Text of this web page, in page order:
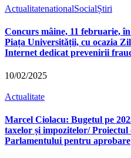
ActualitatenationalSocialȘtiri
Concurs mâine, 11 februarie,
Piața Universității, cu ocazia
Internet dedicat prevenirii
10/02/2025
Actualitate
Marcel Ciolacu: Bugetul pe
taxelor și impozitelor/ Proiectul
Parlamentului pentru aprobare